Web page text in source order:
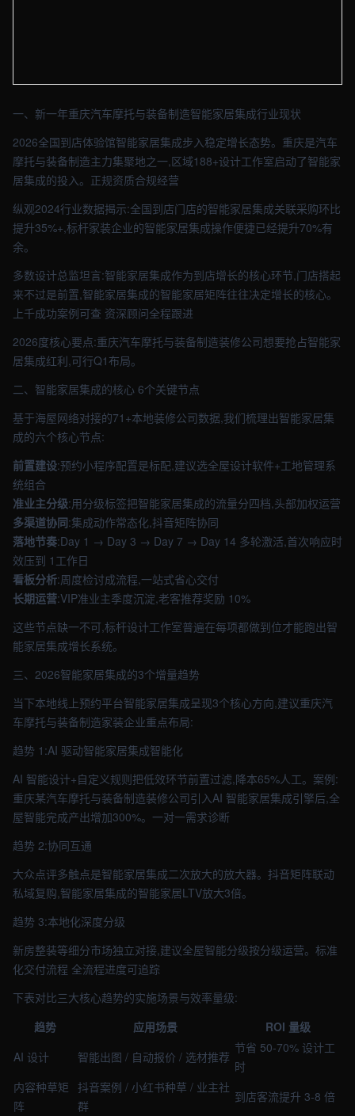
一、新一年重庆汽车摩托与装备制造智能家居集成行业现状
2026全国到店体验馆智能家居集成步入稳定增长态势。重庆是汽车
摩托与装备制造主力集聚地之一,区域188+设计工作室启动了智能家
居集成的投入。正规资质合规经营
纵观2024行业数据揭示:全国到店门店的智能家居集成关联采购环比
提升35%+,标杆家装企业的智能家居集成操作便捷已经提升70%有
余。
多数设计总监坦言:智能家居集成作为到店增长的核心环节,门店搭起
来不过是前置,智能家居集成的智能家居矩阵往往决定增长的核心。
上千成功案例可查 资深顾问全程跟进
2026度核心要点:重庆汽车摩托与装备制造装修公司想要抢占智能家
居集成红利,可行Q1布局。
二、智能家居集成的核心 6个关键节点
基于海屋网络对接的71+本地装修公司数据,我们梳理出智能家居集
成的六个核心节点:
前置建设:预约小程序配置是标配,建议选全屋设计软件+工地管理系
统组合
准业主分级:用分级标签把智能家居集成的流量分四档,头部加权运营
多渠道协同:集成动作常态化,抖音矩阵协同
落地节奏:Day 1 → Day 3 → Day 7 → Day 14 多轮激活,首次响应时
效压到 1工作日
看板分析:周度检讨成流程,一站式省心交付
长期运营:VIP准业主季度沉淀,老客推荐奖励 10%
这些节点缺一不可,标杆设计工作室普遍在每项都做到位才能跑出智
能家居集成增长系统。
三、2026智能家居集成的3个增量趋势
当下本地线上预约平台智能家居集成呈现3个核心方向,建议重庆汽
车摩托与装备制造家装企业重点布局:
趋势 1:AI 驱动智能家居集成智能化
AI 智能设计+自定义规则把低效环节前置过滤,降本65%人工。案例:
重庆某汽车摩托与装备制造装修公司引入AI 智能家居集成引擎后,全
屋智能完成产出增加300%。一对一需求诊断
趋势 2:协同互通
大众点评多触点是智能家居集成二次放大的放大器。抖音矩阵联动
私域复购,智能家居集成的智能家居LTV放大3倍。
趋势 3:本地化深度分级
新房整装等细分市场独立对接,建议全屋智能分级按分级运营。标准
化交付流程 全流程进度可追踪
下表对比三大核心趋势的实施场景与效率量级:
趋势
应用场景
ROI 量级
AI 设计
智能出图 / 自动报价 / 选材推荐
节省 50-70% 设计工
时
内容种草矩
阵
抖音案例 / 小红书种草 / 业主社
群
到店客流提升 3-8 倍